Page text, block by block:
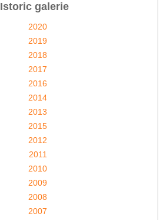
Istoric galerie
2020
2019
2018
2017
2016
2014
2013
2015
2012
2011
2010
2009
2008
2007